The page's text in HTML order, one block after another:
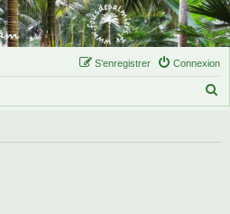
Connexion
S’enregistrer